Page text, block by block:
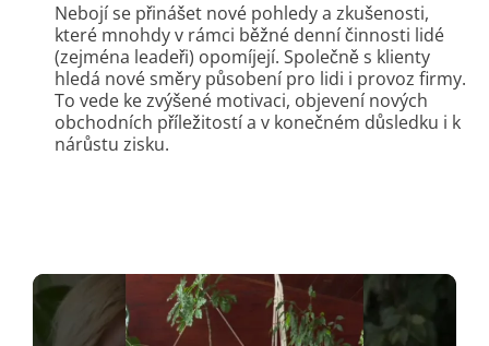
Nebojí se přinášet nové pohledy a zkušenosti,
které mnohdy v rámci běžné denní činnosti lidé
(zejména leadeři) opomíjejí. Společně s klienty
hledá nové směry působení pro lidi i provoz firmy.
To vede ke zvýšené motivaci, objevení nových
obchodních příležitostí a v konečném důsledku i k
nárůstu zisku.